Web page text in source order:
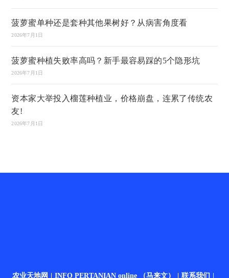
菠萝蜜单种还是套种其他果树好？从病害角度看
2026年7月1日
菠萝蜜种植失败率高吗？新手最容易踩的5个隐形坑
2026年7月1日
资本家大举投入榴莲种植业，价格崩盘，连累了传统农
友!
2026年7月1日
农业天地网 INFO PERTANIAN online （马来文） 联系我们